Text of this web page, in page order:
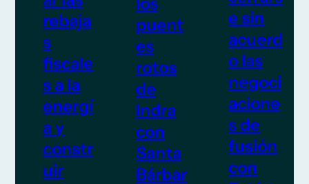
rebaja
s
fiscale
s a la
energí
a y
constr
uir
puent
es
rotos
de
Indra
con
Santa
Bárbar
e sin
acuerd
o las
negoci
acione
s de
fusión
con